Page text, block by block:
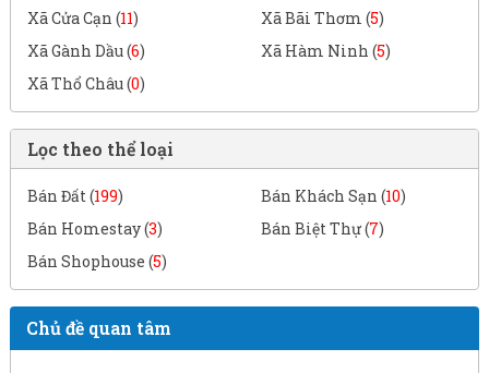
Xã Cửa Cạn (11) Xã Bãi Thơm (5)
Xã Gành Dầu (6) Xã Hàm Ninh (5)
Xã Thổ Châu (0)
Lọc theo thể loại
Bán Đất (199) Bán Khách Sạn (10)
Bán Homestay (3) Bán Biệt Thự (7)
Bán Shophouse (5)
Chủ đề quan tâm